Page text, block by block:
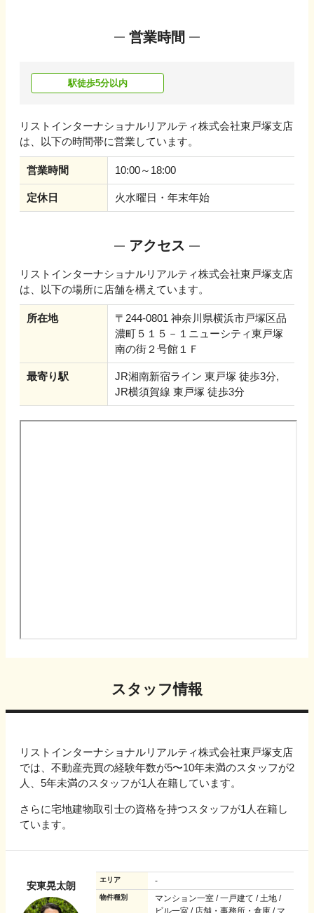
営業時間
駅徒歩5分以内
リストインターナショナルリアルティ株式会社東戸塚支店
は、以下の時間帯に営業しています。
営業時間 10:00～18:00
定休日 火水曜日・年末年始
アクセス
リストインターナショナルリアルティ株式会社東戸塚支店
は、以下の場所に店舗を構えています。
所在地
〒244-0801 神奈川県横浜市戸塚区品
濃町５１５－１ニューシティ東戸塚
南の街２号館１Ｆ
最寄り駅
JR湘南新宿ライン 東戸塚 徒歩3分,
JR横須賀線 東戸塚 徒歩3分
スタッフ情報
リストインターナショナルリアルティ株式会社東戸塚支店
では、不動産売買の経験年数が5〜10年未満のスタッフが2
人、5年未満のスタッフが1人在籍しています。
さらに宅地建物取引士の資格を持つスタッフが1人在籍し
ています。
安東晃太朗
エリア -
物件種別
マンション一室 / 一戸建て / 土地 /
ビル一室 / 店舗・事務所・倉庫 / マ